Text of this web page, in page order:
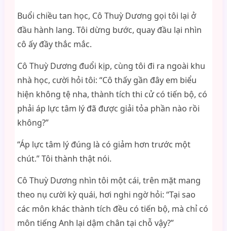
Buổi chiều tan học, Cô Thuỳ Dương gọi tôi lại ở
đầu hành lang. Tôi dừng bước, quay đầu lại nhìn
cô ấy đầy thắc mắc.
Cô Thuỳ Dương đuổi kịp, cùng tôi đi ra ngoài khu
nhà học, cười hỏi tôi: “Cô thấy gần đây em biểu
hiện không tệ nha, thành tích thi cử có tiến bộ, có
phải áp lực tâm lý đã được giải tỏa phần nào rồi
không?”
“Áp lực tâm lý đúng là có giảm hơn trước một
chút.” Tôi thành thật nói.
Cô Thuỳ Dương nhìn tôi một cái, trên mặt mang
theo nụ cười kỳ quái, hơi nghi ngờ hỏi: “Tại sao
các môn khác thành tích đều có tiến bộ, mà chỉ có
môn tiếng Anh lại dậm chân tại chỗ vậy?”